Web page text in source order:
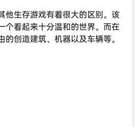
生存游戏有着很大的区别。该
个看起来十分温和的世界。而在
创造建筑、机器以及车辆等。